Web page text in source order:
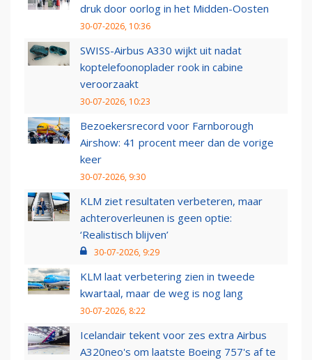
druk door oorlog in het Midden-Oosten
30-07-2026, 10:36
SWISS-Airbus A330 wijkt uit nadat
koptelefoonoplader rook in cabine
veroorzaakt
30-07-2026, 10:23
Bezoekersrecord voor Farnborough
Airshow: 41 procent meer dan de vorige
keer
30-07-2026, 9:30
KLM ziet resultaten verbeteren, maar
achteroverleunen is geen optie:
‘Realistisch blijven’
30-07-2026, 9:29
KLM laat verbetering zien in tweede
kwartaal, maar de weg is nog lang
30-07-2026, 8:22
Icelandair tekent voor zes extra Airbus
A320neo's om laatste Boeing 757's af te